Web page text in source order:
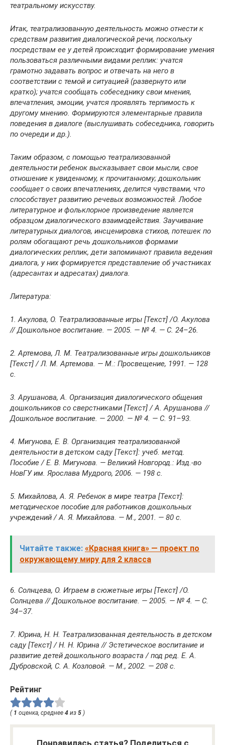
театральному искусству.
Итак, театрализованную деятельность можно отнести к
средствам развития диалогической речи, поскольку
посредствам ее у детей происходит формирование умения
пользоваться различными видами реплик: учатся
грамотно задавать вопрос и отвечать на него в
соответствии с темой и ситуацией (развернуто или
кратко); учатся сообщать собеседнику свои мнения,
впечатления, эмоции, учатся проявлять терпимость к
другому мнению. Формируются элементарные правила
поведения в диалоге (выслушивать собеседника, говорить
по очереди и др.).
Таким образом, с помощью театрализованной
деятельности ребенок высказывает свои мысли, свое
отношение к увиденному, к прочитанному; дошкольник
сообщает о своих впечатлениях, делится чувствами, что
способствует развитию речевых возможностей. Любое
литературное и фольклорное произведение является
образцом диалогического взаимодействия. Заучивание
литературных диалогов, инсценировка стихов, потешек по
ролям обогащают речь дошкольников формами
диалогических реплик, дети запоминают правила ведения
диалога, у них формируется представление об участниках
(адресантах и адресатах) диалога.
Литература:
1. Акулова, О. Театрализованные игры [Текст] /О. Акулова
// Дошкольное воспитание. — 2005. — № 4. — С. 24–26.
2. Артемова, Л. М. Театрализованные игры дошкольников
[Текст] / Л. М. Артемова. — М.: Просвещение, 1991. — 128
с.
3. Арушанова, А. Организация диалогического общения
дошкольников со сверстниками [Текст] / А. Арушанова //
Дошкольное воспитание. — 2000. — № 4. — С. 91–93.
4. Мигунова, Е. В. Организация театрализованной
деятельности в детском саду [Текст]: учеб. метод.
Пособие / Е. В. Мигунова. — Великий Новгород.: Изд.-во
НовГУ им. Ярослава Мудрого, 2006. — 198 с.
5. Михайлова, А. Я. Ребенок в мире театра [Текст]:
методическое пособие для работников дошкольных
учреждений / А. Я. Михайлова. — М., 2001. — 80 с.
Читайте также: «Красная книга» — проект по
окружающему миру для 2 класса
6. Солнцева, О. Играем в сюжетные игры [Текст] /О.
Солнцева // Дошкольное воспитание. — 2005. — № 4. — С.
34–37.
7. Юрина, Н. Н. Театрализованная деятельность в детском
саду [Текст] / Н. Н. Юрина // Эстетическое воспитание и
развитие детей дошкольного возраста / под ред. Е. А.
Дубровской, С. А. Козловой. — М., 2002. — 208 с.
Рейтинг
( 1 оценка, среднее 4 из 5 )